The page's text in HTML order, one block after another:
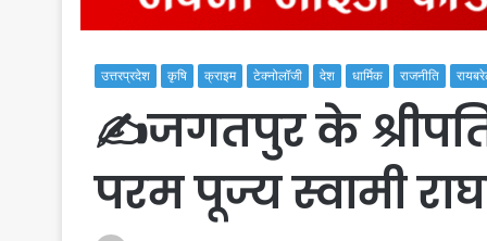
उत्तरप्रदेश कृषि क्राइम टेक्नोलॉजी देश धार्मिक राजनीति
✍️जगतपुर के
परम पूज्य स्वामी